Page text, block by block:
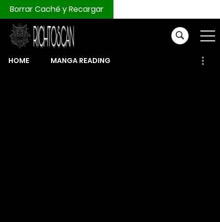
Borrar Caché y Recargar
HOME
MANGA READING